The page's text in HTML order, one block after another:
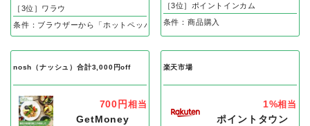
［3位］ワラウ
条件：ブラウザーから「ホットペッパーグルメ」でリクエスト予約、即予約後の
［3位］ポイントインカム
条件：商品購入
nosh（ナッシュ）合計3,000円off
700円 相当
GetMoney
楽天市場
1%相当
ポイントタウン